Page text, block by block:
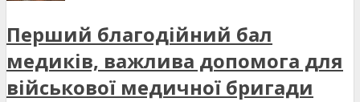
Перший благодійний бал
медиків, важлива допомога для
військової медичної бригади